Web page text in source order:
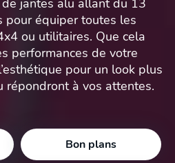
jantes alu allant du 13
pour équiper toutes les
ou utilitaires. Que cela
performances de votre
pour un look plus
répondront à vos attentes.
Bon plans